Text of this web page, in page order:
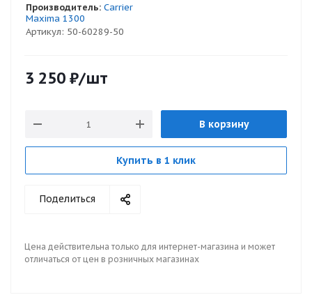
Артикул: 50-60289-50
Производитель: Carrier
Maxima 1300
3 250 ₽/шт
В корзину
Купить в 1 клик
Поделиться
Цена действительна только для интернет-магазина и может
отличаться от цен в розничных магазинах